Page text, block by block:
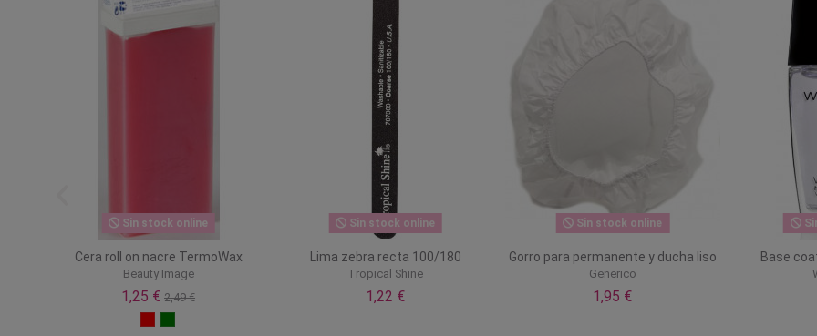
Sin stock online
Cera roll on nacre TermoWax
Beauty Image
1,25 €2,49 €
Sin stock online
Lima zebra recta 100/180
Tropical Shine
1,22 €
Sin stock online
Gorro para permanente y ducha liso
Generico
1,95 €
Base